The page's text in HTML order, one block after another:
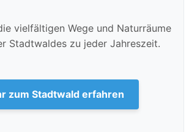
vielfältigen Wege und Naturräume
Stadtwaldes zu jeder Jahreszeit.
zum Stadtwald erfahren